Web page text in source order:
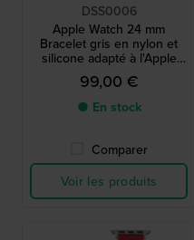
DSS0006
Apple Watch 24 mm
Bracelet gris en nylon et
silicone adapté à l'Apple
Watch 42/44mm
99,00 €
● En stock
Comparer
Voir les produits